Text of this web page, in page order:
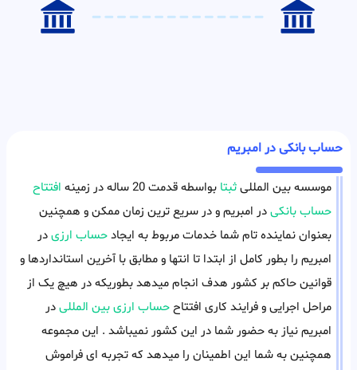
حساب بانکی در امبریم
موسسه بین المللیثبتا بواسطه قدمت 20 ساله در زمینه
افتتاح
حساب بانکیدر امبریم و در سریع ترین زمان ممکن و همچنین
بعنوان نماینده تام شما خدمات مربوط به ایجادحساب ارزیدر
امبریم را بطور کامل از ابتدا تا انتها و مطابق با آخرین استانداردها و
قوانین حاکم بر کشور هدف انجام میدهد بطوریکه در هیچ یک از
مراحل اجرایی و فرایند کاری افتتاححساب ارزی بین المللیدر
امبریم نیاز به حضور شما در این کشور نمیباشد . این مجموعه
همچنین به شما این اطمینان را میدهد که تجربه ای فراموش